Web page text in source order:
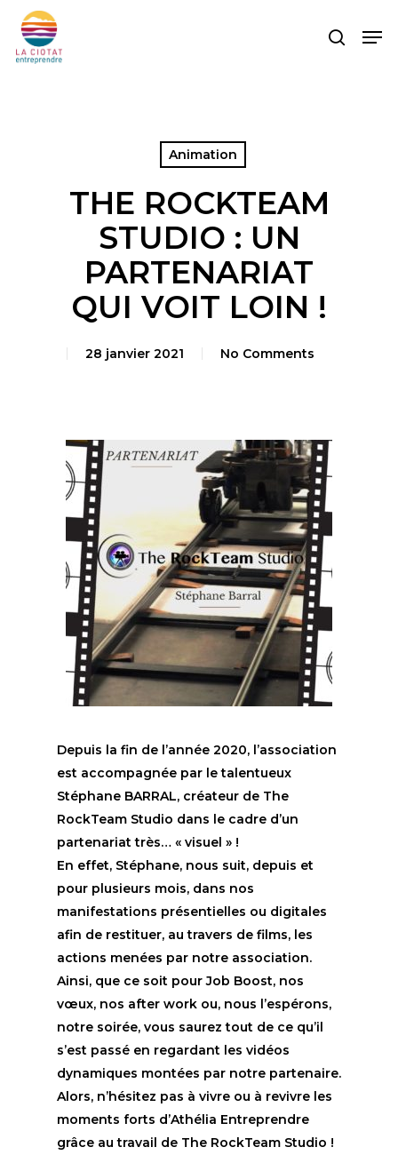
main
search
Animation
THE ROCKTEAM
STUDIO : UN
PARTENARIAT
QUI VOIT LOIN !
28 janvier 2021 No Comments
Depuis la fin de l’année 2020, l’association
est accompagnée par le talentueux
Stéphane BARRAL, créateur de The
RockTeam Studio dans le cadre d’un
partenariat très… « visuel » !
En effet, Stéphane, nous suit, depuis et
pour plusieurs mois, dans nos
manifestations présentielles ou digitales
afin de restituer, au travers de films, les
actions menées par notre association.
Ainsi, que ce soit pour Job Boost, nos
vœux, nos after work ou, nous l’espérons,
notre soirée, vous saurez tout de ce qu’il
s’est passé en regardant les vidéos
dynamiques montées par notre partenaire.
Alors, n’hésitez pas à vivre ou à revivre les
moments forts d’Athélia Entreprendre
grâce au travail de The RockTeam Studio !